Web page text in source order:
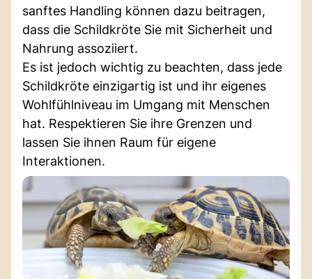
sanftes Handling können dazu beitragen,
dass die Schildkröte Sie mit Sicherheit und
Nahrung assoziiert.
Es ist jedoch wichtig zu beachten, dass jede
Schildkröte einzigartig ist und ihr eigenes
Wohlfühlniveau im Umgang mit Menschen
hat. Respektieren Sie ihre Grenzen und
lassen Sie ihnen Raum für eigene
Interaktionen.